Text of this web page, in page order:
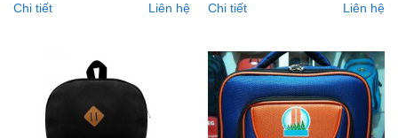
Chi tiết
Liên hệ
Chi tiết
Liên hệ